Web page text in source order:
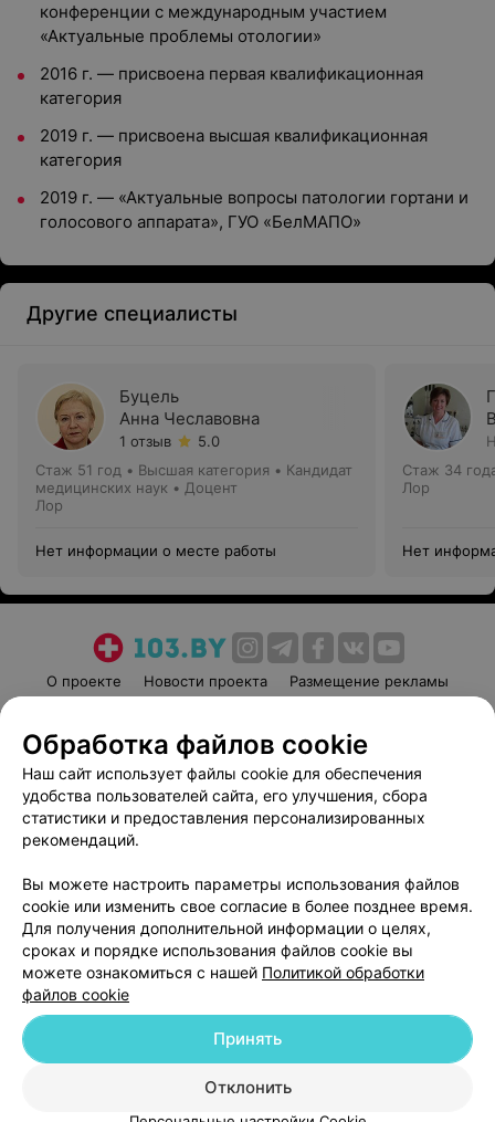
конференции с международным участием
«Актуальные проблемы отологии»
2016 г. — присвоена первая квалификационная
категория
2019 г. — присвоена высшая квалификационная
категория
2019 г. — «Актуальные вопросы патологии гортани и
голосового аппарата», ГУО «БелМАПО»
Другие специалисты
Буцель
Анна Чеславовна
1 отзыв
5.0
Стаж 51 год • Высшая категория • Кандидат
медицинских наук • Доцент
Лор
Нет информации о месте работы
Стаж 34
Лор
Нет
О проекте Новости проекта
Размещение рекламы
Пользовательское соглашение
Способы оплаты
Вакансии
Партнеры
Написать руководителю 103.by
Обработка персональных данных
© 2026 ООО «Артокс Лаб», УНП 191700409
| 220012, Республика Беларусь,
Служба поддержки +375 291212755
Обработка файлов cookie
Наш сайт использует файлы cookie для обеспечения
удобства пользователей сайта, его улучшения, сбора
статистики и предоставления персонализированных
рекомендаций.
Вы можете настроить параметры использования файлов
cookie или изменить свое согласие в более позднее время.
Для получения дополнительной информации о целях,
сроках и порядке использования файлов cookie вы
можете ознакомиться с нашей Политикой обработки
файлов cookie
Отклонить
Принять